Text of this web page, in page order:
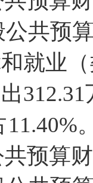
共预
就业
312.31
11.40%
共预算